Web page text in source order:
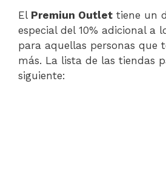
El Premiun Outlet tiene un
especial del 10% adicional a
para aquellas personas que
más. La lista de las tiendas
siguiente: